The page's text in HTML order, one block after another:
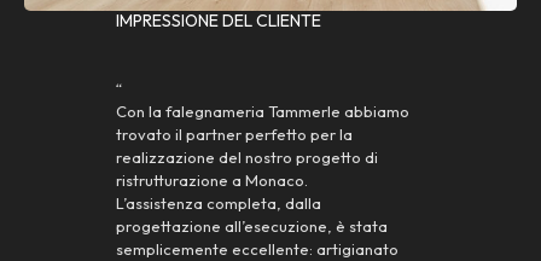
IMPRESSIONE DEL CLIENTE
“
Con la falegnameria Tammerle abbiamo
trovato il partner perfetto per la
realizzazione del nostro progetto di
ristrutturazione a Monaco.
L’assistenza completa, dalla
progettazione all’esecuzione, è stata
semplicemente eccellente: artigianato